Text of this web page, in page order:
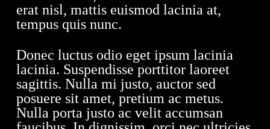
erat nisl, mattis euismod lacinia at,
tempus quis nunc.
Donec luctus odio eget ipsum lacinia
lacinia. Suspendisse porttitor laoreet
sagittis. Nulla mi justo, auctor sed
posuere sit amet, pretium ac metus.
Nulla porta justo ac velit accumsan